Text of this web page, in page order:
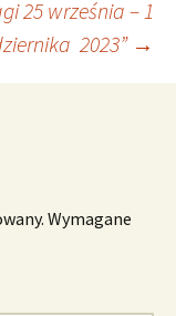
25 września – 1
2023” →
Wymagane